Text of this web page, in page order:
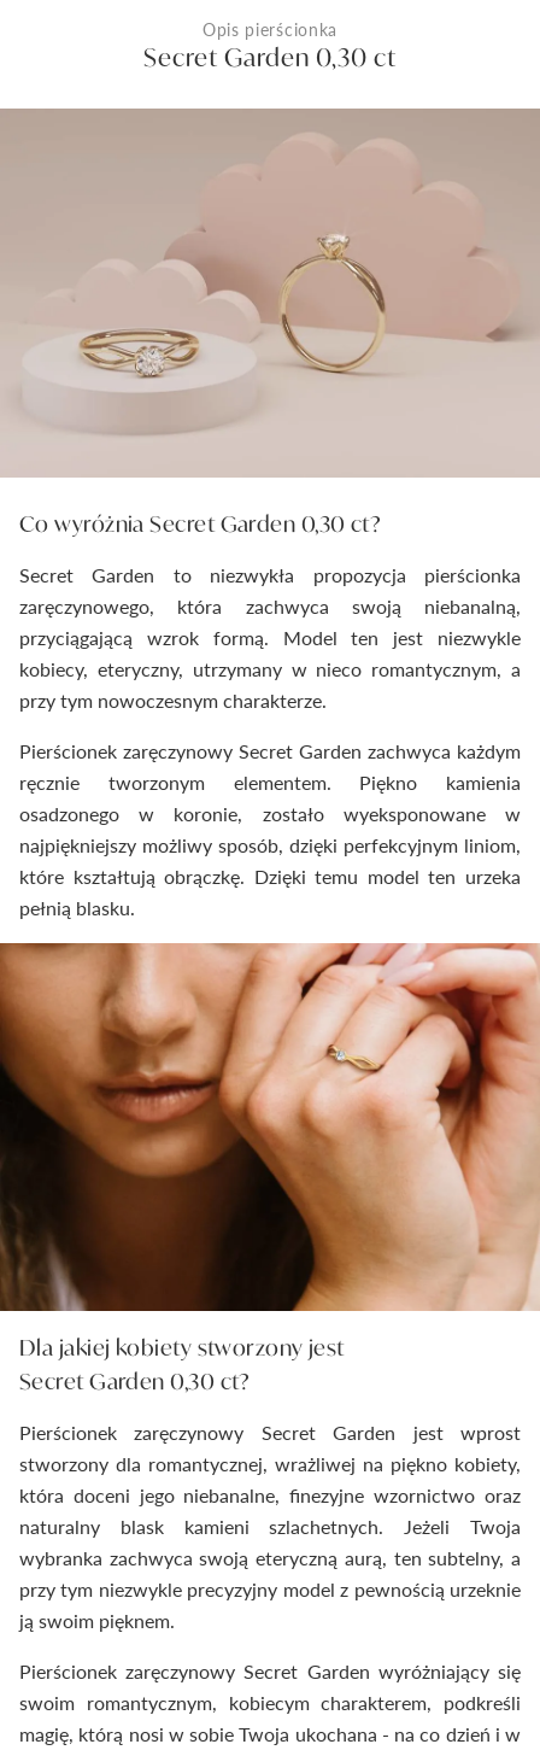
Opis pierścionka
Secret Garden 0,30 ct
Co wyróżnia Secret Garden 0,30 ct?
Secret Garden to niezwykła propozycja pierścionka
zaręczynowego, która zachwyca swoją niebanalną,
przyciągającą wzrok formą. Model ten jest niezwykle
kobiecy, eteryczny, utrzymany w nieco romantycznym, a
przy tym nowoczesnym charakterze.
Pierścionek zaręczynowy Secret Garden zachwyca każdym
ręcznie tworzonym elementem. Piękno kamienia
osadzonego w koronie, zostało wyeksponowane w
najpiękniejszy możliwy sposób, dzięki perfekcyjnym liniom,
które kształtują obrączkę. Dzięki temu model ten urzeka
pełnią blasku.
Dla jakiej kobiety stworzony jest
Secret Garden 0,30 ct?
Pierścionek zaręczynowy Secret Garden jest wprost
stworzony dla romantycznej, wrażliwej na piękno kobiety,
która doceni jego niebanalne, finezyjne wzornictwo oraz
naturalny blask kamieni szlachetnych. Jeżeli Twoja
wybranka zachwyca swoją eteryczną aurą, ten subtelny, a
przy tym niezwykle precyzyjny model z pewnością urzeknie
ją swoim pięknem.
Pierścionek zaręczynowy Secret Garden wyróżniający się
swoim romantycznym, kobiecym charakterem, podkreśli
magię, którą nosi w sobie Twoja ukochana - na co dzień i w